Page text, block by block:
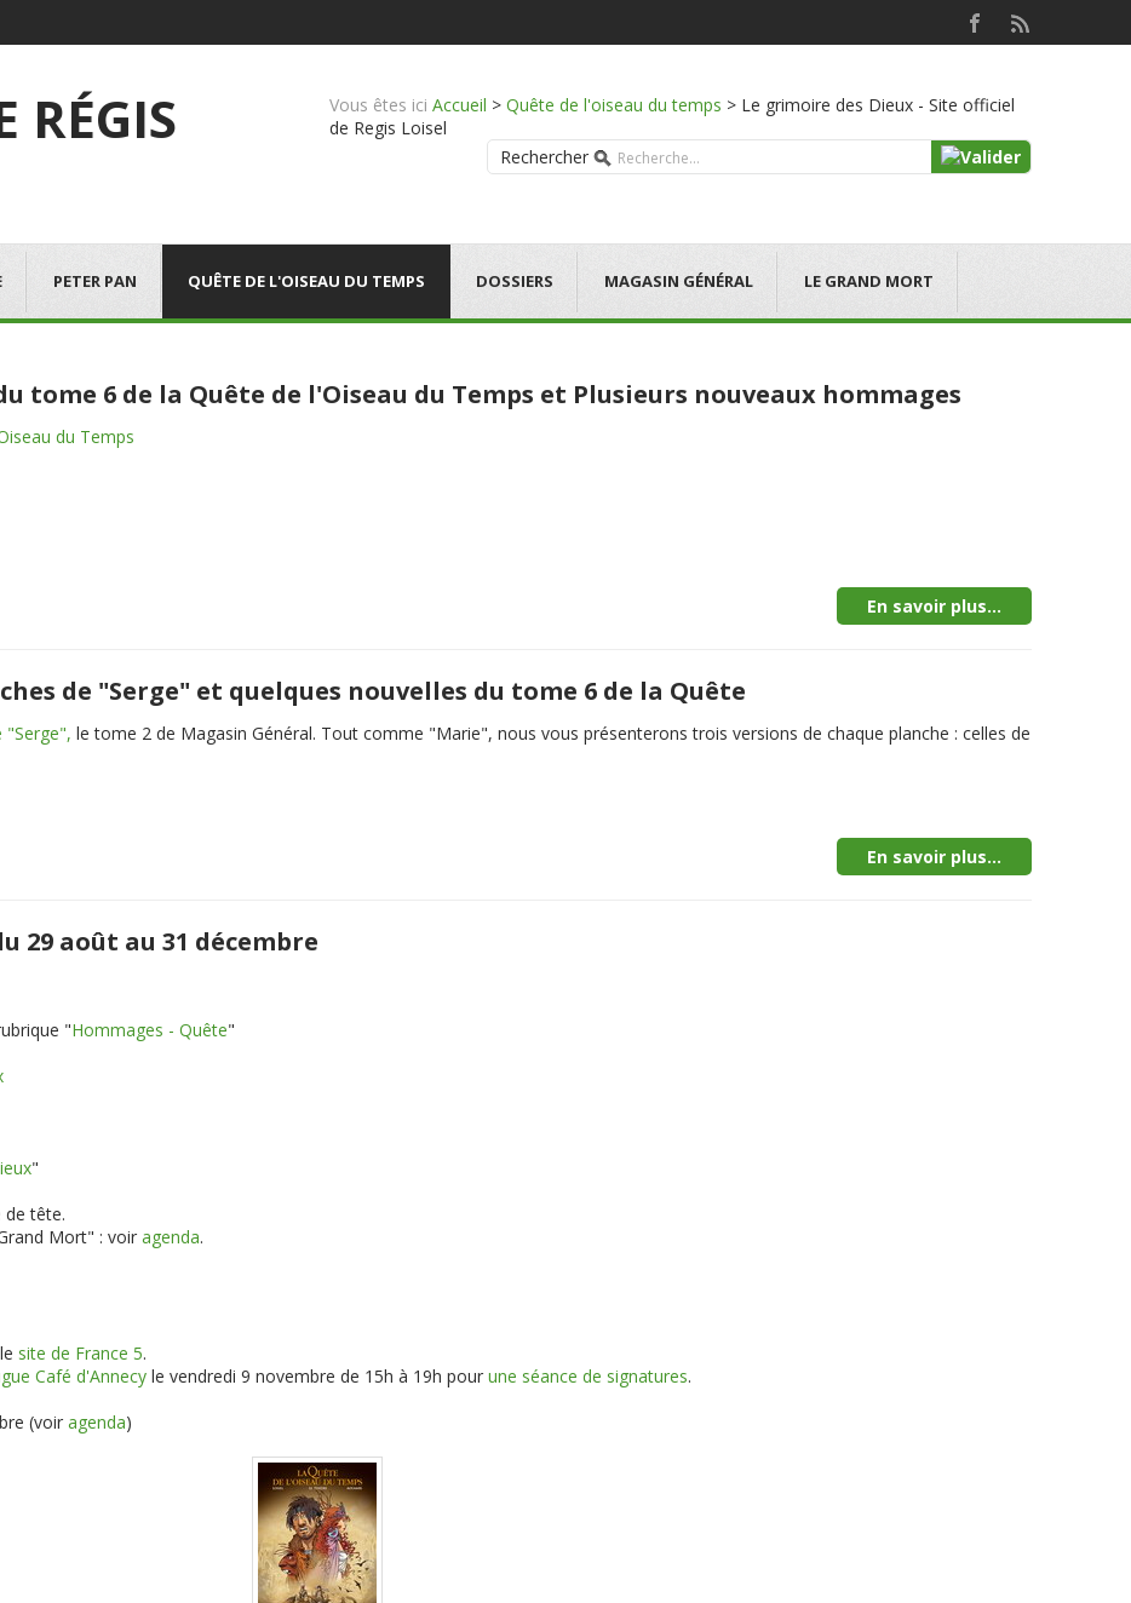
RÉGIS Vous êtes ici Accueil > Quête de l'oiseau du temps > Le grimoire des Dieux - Site officiel
de Regis Loisel
Rechercher
PETER PAN QUÊTE DE L'OISEAU DU TEMPS DOSSIERS MAGASIN GÉNÉRAL LE GRAND MORT
tome 6 de la Quête de l'Oiseau du Temps et Plusieurs nouveaux hommages
du Temps
En savoir plus...
de "Serge" et quelques nouvelles du tome 6 de la Quête
"Serge", le tome 2 de Magasin Général. Tout comme "Marie", nous vous présenterons trois versions de chaque planche : celles de
En savoir plus...
29 août au 31 décembre
"Hommages - Quête"
"
de tête.
Mort" : voir agenda.
site de France 5.
Café d'Annecy le vendredi 9 novembre de 15h à 19h pour une séance de signatures.
(voir agenda)